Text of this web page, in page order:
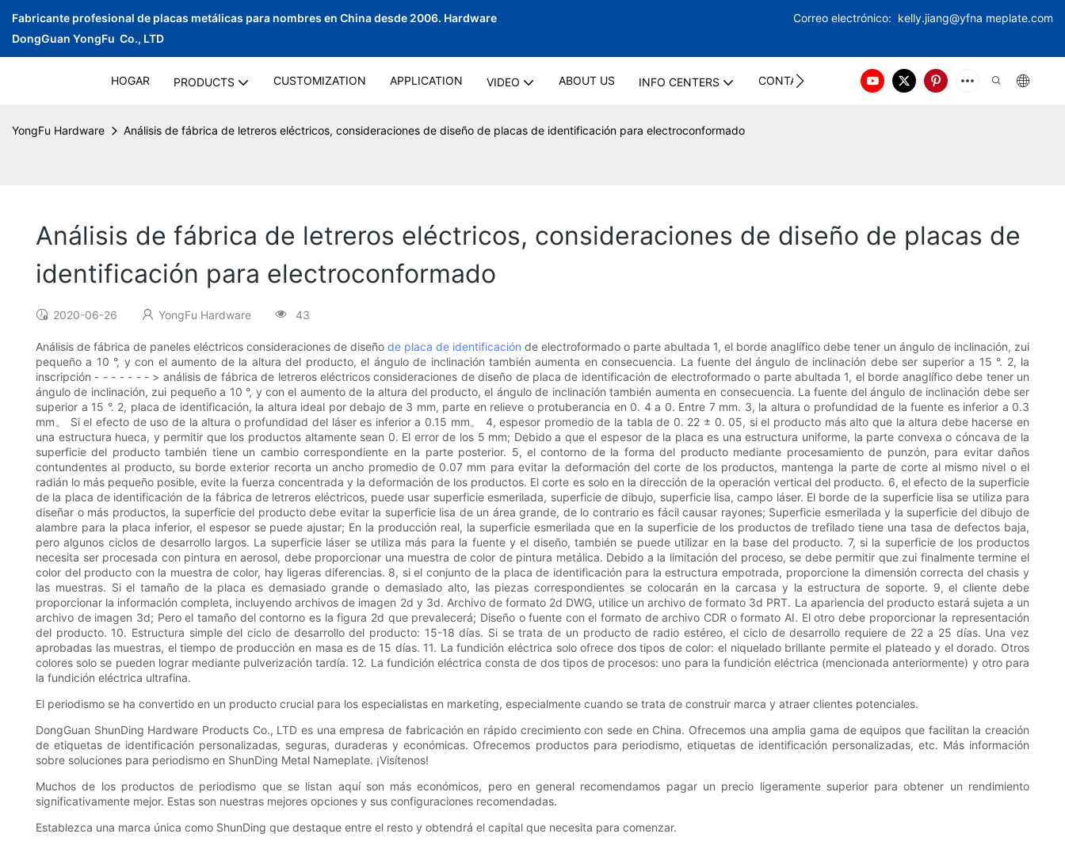
Fabricante profesional de placas metálicas para nombres en China desde 2006. Hardware
DongGuan YongFu Co., LTD
Correo electrónico: kelly.jiang@yfna meplate.com
HOGAR PRODUCTS CUSTOMIZATION APPLICATION VIDEO ABOUT US INFO CENTERS CONTACT US
YongFu Hardware Análisis de fábrica de letreros eléctricos, consideraciones de diseño de placas de identificación para electroconformado
Análisis de fábrica de letreros eléctricos, consideraciones de diseño de placas de
identificación para electroconformado
2020-06-26 YongFu Hardware 43
Análisis de fábrica de paneles eléctricos consideraciones de diseño de placa de identificación de electroformado o parte abultada 1, el borde anaglífico debe tener un ángulo de inclinación, zui
pequeño a 10 °, y con el aumento de la altura del producto, el ángulo de inclinación también aumenta en consecuencia. La fuente del ángulo de inclinación debe ser superior a 15 °. 2, la
inscripción - - - - - - - > análisis de fábrica de letreros eléctricos consideraciones de diseño de placa de identificación de electroformado o parte abultada 1, el borde anaglífico debe tener un
ángulo de inclinación, zui pequeño a 10 °, y con el aumento de la altura del producto, el ángulo de inclinación también aumenta en consecuencia. La fuente del ángulo de inclinación debe ser
superior a 15 °. 2, placa de identificación, la altura ideal por debajo de 3 mm, parte en relieve o protuberancia en 0. 4 a 0. Entre 7 mm. 3, la altura o profundidad de la fuente es inferior a 0.3
mm。 Si el efecto de uso de la altura o profundidad del láser es inferior a 0.15 mm。 4, espesor promedio de la tabla de 0. 22 ± 0. 05, si el producto más alto que la altura debe hacerse en
una estructura hueca, y permitir que los productos altamente sean 0. El error de los 5 mm; Debido a que el espesor de la placa es una estructura uniforme, la parte convexa o cóncava de la
superficie del producto también tiene un cambio correspondiente en la parte posterior. 5, el contorno de la forma del producto mediante procesamiento de punzón, para evitar daños
contundentes al producto, su borde exterior recorta un ancho promedio de 0.07 mm para evitar la deformación del corte de los productos, mantenga la parte de corte al mismo nivel o el
radián lo más pequeño posible, evite la fuerza concentrada y la deformación de los productos. El corte es solo en la dirección de la operación vertical del producto. 6, el efecto de la superficie
de la placa de identificación de la fábrica de letreros eléctricos, puede usar superficie esmerilada, superficie de dibujo, superficie lisa, campo láser. El borde de la superficie lisa se utiliza para
diseñar o más productos, la superficie del producto debe evitar la superficie lisa de un área grande, de lo contrario es fácil causar rayones; Superficie esmerilada y la superficie del dibujo de
alambre para la placa inferior, el espesor se puede ajustar; En la producción real, la superficie esmerilada que en la superficie de los productos de trefilado tiene una tasa de defectos baja,
pero algunos ciclos de desarrollo largos. La superficie láser se utiliza más para la fuente y el diseño, también se puede utilizar en la base del producto. 7, si la superficie de los productos
necesita ser procesada con pintura en aerosol, debe proporcionar una muestra de color de pintura metálica. Debido a la limitación del proceso, se debe permitir que zui finalmente termine el
color del producto con la muestra de color, hay ligeras diferencias. 8, si el conjunto de la placa de identificación para la estructura empotrada, proporcione la dimensión correcta del chasis y
las muestras. Si el tamaño de la placa es demasiado grande o demasiado alto, las piezas correspondientes se colocarán en la carcasa y la estructura de soporte. 9, el cliente debe
proporcionar la información completa, incluyendo archivos de imagen 2d y 3d. Archivo de formato 2d DWG, utilice un archivo de formato 3d PRT. La apariencia del producto estará sujeta a un
archivo de imagen 3d; Pero el tamaño del contorno es la figura 2d que prevalecerá; Diseño o fuente con el formato de archivo CDR o formato AI. El otro debe proporcionar la representación
del producto. 10. Estructura simple del ciclo de desarrollo del producto: 15-18 días. Si se trata de un producto de radio estéreo, el ciclo de desarrollo requiere de 22 a 25 días. Una vez
aprobadas las muestras, el tiempo de producción en masa es de 15 días. 11. La fundición eléctrica solo ofrece dos tipos de color: el niquelado brillante permite el plateado y el dorado. Otros
colores solo se pueden lograr mediante pulverización tardía. 12. La fundición eléctrica consta de dos tipos de procesos: uno para la fundición eléctrica (mencionada anteriormente) y otro para
la fundición eléctrica ultrafina.
El periodismo se ha convertido en un producto crucial para los especialistas en marketing, especialmente cuando se trata de construir marca y atraer clientes potenciales.
DongGuan ShunDing Hardware Products Co., LTD es una empresa de fabricación en rápido crecimiento con sede en China. Ofrecemos una amplia gama de equipos que facilitan la creación
de etiquetas de identificación personalizadas, seguras, duraderas y económicas. Ofrecemos productos para periodismo, etiquetas de identificación personalizadas, etc. Más información
sobre soluciones para periodismo en ShunDing Metal Nameplate. ¡Visítenos!
Muchos de los productos de periodismo que se listan aquí son más económicos, pero en general recomendamos pagar un precio ligeramente superior para obtener un rendimiento
significativamente mejor. Estas son nuestras mejores opciones y sus configuraciones recomendadas.
Establezca una marca única como ShunDing que destaque entre el resto y obtendrá el capital que necesita para comenzar.